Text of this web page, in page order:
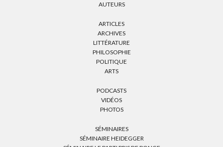
AUTEURS
ARTICLES
ARCHIVES
LITTÉRATURE
PHILOSOPHIE
POLITIQUE
ARTS
PODCASTS
VIDÉOS
PHOTOS
SÉMINAIRES
SÉMINAIRE HEIDEGGER